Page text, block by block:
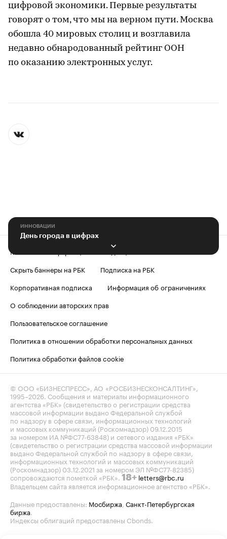
цифровой экономики. Первые результаты
говорят о том, что мы на верном пути. Москва
обошла 40 мировых столиц и возглавила
недавно обнародованный рейтинг ООН
по оказанию электронных услуг.
ИННОВАЦИИ
День города в цифрах
Контактная информация
Скрыть баннеры на РБК
Подписка на РБК
Корпоративная подписка
Информация об ограничениях
О соблюдении авторских прав
Пользовательское соглашение
Политика в отношении обработки персональных данных
Политика обработки файлов cookie
© ООО «БИЗНЕСПРЕСС», АО «РОСБИЗНЕСКОНСАЛТИНГ»,
1995–2026. Сообщения и материалы информационного
агентства «РБК» (свидетельство о регистрации средства
массовой информации выдано Федеральной службой
по надзору в сфере связи, информационных технологий
и массовых коммуникаций (Роскомнадзор) 09.12.2015
за номером ИА №ФС77-63848) и сетевого издания «РБК»
(свидетельство о регистрации средства массовой информации
выдано Федеральной службой по надзору в сфере связи,
информационных технологий и массовых коммуникаций
(Роскомнадзор) 03.12.2021 за номером ЭЛ №ФС77-82385)
сопровождаются пометкой «РБК». 18+ letters@rbc.ru
Владельцем сайта является информационное агентство «РБК».
Данные предоставлены: Мосбиржа, Санкт-Петербургская
биржа.
Индексы облигаций предоставлены Cbonds.